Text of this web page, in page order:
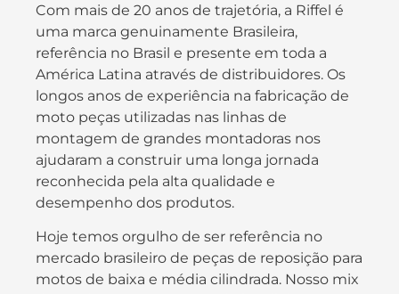
Com mais de 20 anos de trajetória, a Riffel é
uma marca genuinamente Brasileira,
referência no Brasil e presente em toda a
América Latina através de distribuidores. Os
longos anos de experiência na fabricação de
moto peças utilizadas nas linhas de
montagem de grandes montadoras nos
ajudaram a construir uma longa jornada
reconhecida pela alta qualidade e
desempenho dos produtos.
Hoje temos orgulho de ser referência no
mercado brasileiro de peças de reposição para
motos de baixa e média cilindrada. Nosso mix